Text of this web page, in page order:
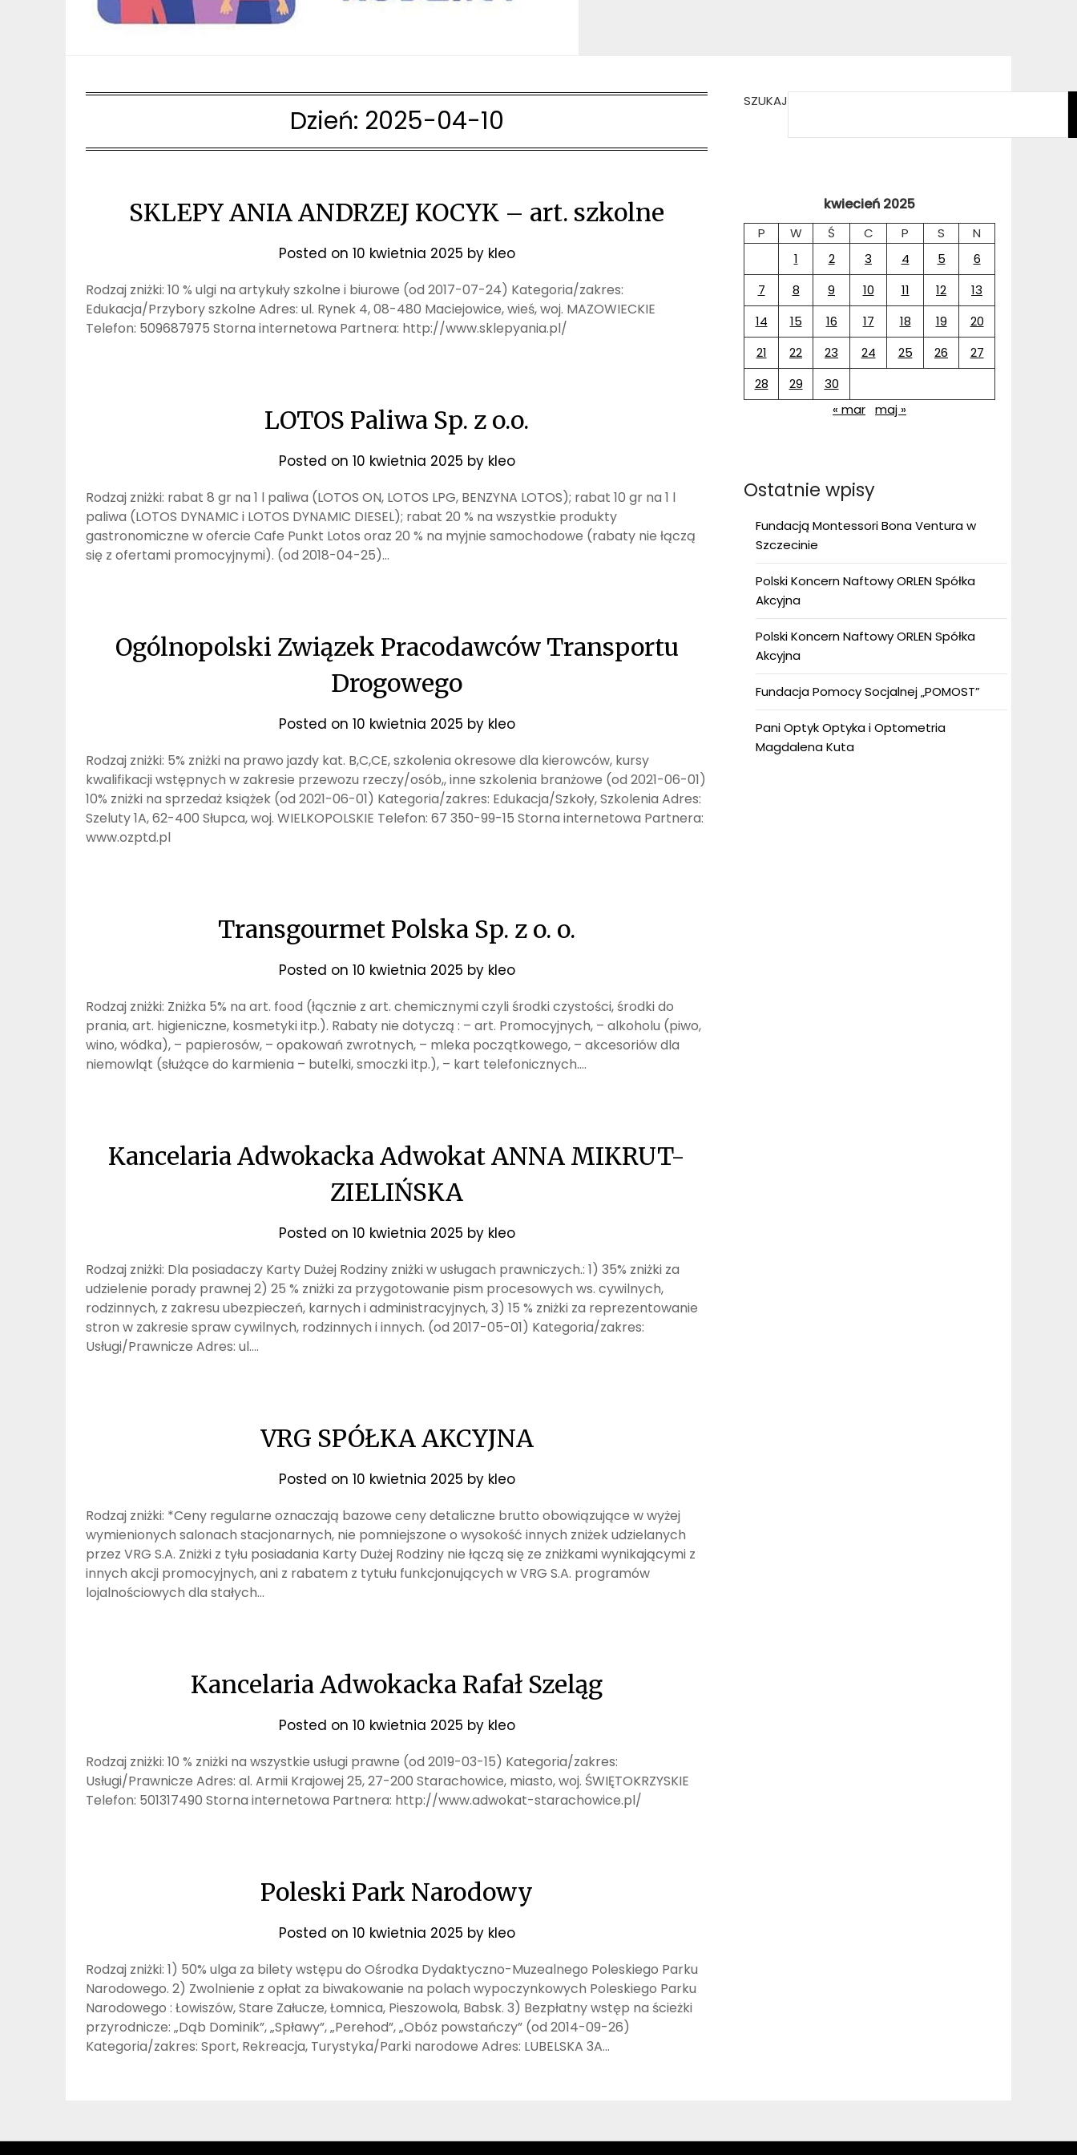
Dzień: 2025-04-10
SKLEPY ANIA ANDRZEJ KOCYK – art. szkolne
Posted on 10 kwietnia 2025 by kleo
Rodzaj zniżki: 10 % ulgi na artykuły szkolne i biurowe (od 2017-07-24) Kategoria/zakres:
Edukacja/Przybory szkolne Adres: ul. Rynek 4, 08-480 Maciejowice, wieś, woj. MAZOWIECKIE
Telefon: 509687975 Storna internetowa Partnera: http://www.sklepyania.pl/
LOTOS Paliwa Sp. z o.o.
Posted on 10 kwietnia 2025 by kleo
Rodzaj zniżki: rabat 8 gr na 1 l paliwa (LOTOS ON, LOTOS LPG, BENZYNA LOTOS); rabat 10 gr na 1 l
paliwa (LOTOS DYNAMIC i LOTOS DYNAMIC DIESEL); rabat 20 % na wszystkie produkty
gastronomiczne w ofercie Cafe Punkt Lotos oraz 20 % na myjnie samochodowe (rabaty nie łączą
się z ofertami promocyjnymi). (od 2018-04-25)…
Ogólnopolski Związek Pracodawców Transportu
Drogowego
Posted on 10 kwietnia 2025 by kleo
Rodzaj zniżki: 5% zniżki na prawo jazdy kat. B,C,CE, szkolenia okresowe dla kierowców, kursy
kwalifikacji wstępnych w zakresie przewozu rzeczy/osób,, inne szkolenia branżowe (od 2021-06-01)
10% zniżki na sprzedaż książek (od 2021-06-01) Kategoria/zakres: Edukacja/Szkoły, Szkolenia Adres:
Szeluty 1A, 62-400 Słupca, woj. WIELKOPOLSKIE Telefon: 67 350-99-15 Storna internetowa Partnera:
www.ozptd.pl
Transgourmet Polska Sp. z o. o.
Posted on 10 kwietnia 2025 by kleo
Rodzaj zniżki: Zniżka 5% na art. food (łącznie z art. chemicznymi czyli środki czystości, środki do
prania, art. higieniczne, kosmetyki itp.). Rabaty nie dotyczą : – art. Promocyjnych, – alkoholu (piwo,
wino, wódka), – papierosów, – opakowań zwrotnych, – mleka początkowego, – akcesoriów dla
niemowląt (służące do karmienia – butelki, smoczki itp.), – kart telefonicznych….
Kancelaria Adwokacka Adwokat ANNA MIKRUT-
ZIELIŃSKA
Posted on 10 kwietnia 2025 by kleo
Rodzaj zniżki: Dla posiadaczy Karty Dużej Rodziny zniżki w usługach prawniczych.: 1) 35% zniżki za
udzielenie porady prawnej 2) 25 % zniżki za przygotowanie pism procesowych ws. cywilnych,
rodzinnych, z zakresu ubezpieczeń, karnych i administracyjnych, 3) 15 % zniżki za reprezentowanie
stron w zakresie spraw cywilnych, rodzinnych i innych. (od 2017-05-01) Kategoria/zakres:
Usługi/Prawnicze Adres: ul….
VRG SPÓŁKA AKCYJNA
Posted on 10 kwietnia 2025 by kleo
Rodzaj zniżki: *Ceny regularne oznaczają bazowe ceny detaliczne brutto obowiązujące w wyżej
wymienionych salonach stacjonarnych, nie pomniejszone o wysokość innych zniżek udzielanych
przez VRG S.A. Zniżki z tyłu posiadania Karty Dużej Rodziny nie łączą się ze zniżkami wynikającymi z
innych akcji promocyjnych, ani z rabatem z tytułu funkcjonujących w VRG S.A. programów
lojalnościowych dla stałych…
Kancelaria Adwokacka Rafał Szeląg
Posted on 10 kwietnia 2025 by kleo
Rodzaj zniżki: 10 % zniżki na wszystkie usługi prawne (od 2019-03-15) Kategoria/zakres:
Usługi/Prawnicze Adres: al. Armii Krajowej 25, 27-200 Starachowice, miasto, woj. ŚWIĘTOKRZYSKIE
Telefon: 501317490 Storna internetowa Partnera: http://www.adwokat-starachowice.pl/
Poleski Park Narodowy
Posted on 10 kwietnia 2025 by kleo
Rodzaj zniżki: 1) 50% ulga za bilety wstępu do Ośrodka Dydaktyczno-Muzealnego Poleskiego Parku
Narodowego. 2) Zwolnienie z opłat za biwakowanie na polach wypoczynkowych Poleskiego Parku
Narodowego : Łowiszów, Stare Załucze, Łomnica, Pieszowola, Babsk. 3) Bezpłatny wstęp na ścieżki
przyrodnicze: „Dąb Dominik”, „Spławy”, „Perehod”, „Obóz powstańczy” (od 2014-09-26)
Kategoria/zakres: Sport, Rekreacja, Turystyka/Parki narodowe Adres: LUBELSKA 3A…
SZUKAJ
kwiecień 2025
P W Ś C P S
N
1
2 3 4 5
6
7
8 9 10 11 12
13
14
15 16 17 18 19
20
21
22 23 24 25 26
27
28
29
30
« mar maj »
Ostatnie wpisy
Fundacją Montessori Bona Ventura w
Szczecinie
Polski Koncern Naftowy ORLEN Spółka
Akcyjna
Polski Koncern Naftowy ORLEN Spółka
Akcyjna
Fundacja Pomocy Socjalnej „POMOST”
Pani Optyk Optyka i Optometria
Magdalena Kuta